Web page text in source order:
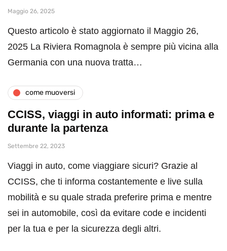
Maggio 26, 2025
Questo articolo è stato aggiornato il Maggio 26,
2025 La Riviera Romagnola è sempre più vicina alla
Germania con una nuova tratta…
come muoversi
CCISS, viaggi in auto informati: prima e
durante la partenza
Settembre 22, 2023
Viaggi in auto, come viaggiare sicuri? Grazie al
CCISS, che ti informa costantemente e live sulla
mobilità e su quale strada preferire prima e mentre
sei in automobile, così da evitare code e incidenti
per la tua e per la sicurezza degli altri.